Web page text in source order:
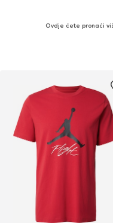
Ovdje ćete pronaći